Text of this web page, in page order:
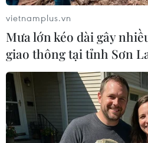
luyện, bồi dưỡng nâng cao
cho phóng viên, biên tập viên
vietnamplus.vn
Mưa lớn kéo dài gây
giao thông tại tỉnh Sơn